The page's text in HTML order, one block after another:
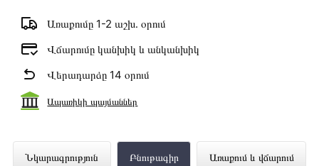
Առաքումը 1-2 աշխ․ օրում
Վճարումը կանխիկ և անկանխիկ
Վերադարձը 14 օրում
Ապառիկի պայմաններ
Նկարագրություն Բնութագիր Առաքում և վճարում
Ներկառուցվող Սպասք Լվացող Մեքենա